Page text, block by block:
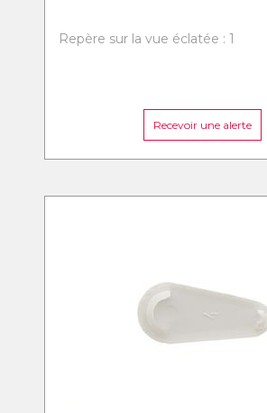
Repère sur la vue éclatée : 1
Recevoir une alerte